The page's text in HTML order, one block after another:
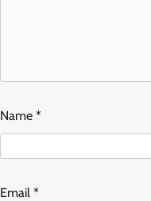
Name *
Email *